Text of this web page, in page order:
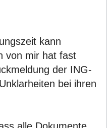
kann
von mir hat fast
der ING-
bei ihren
alle Dokumente